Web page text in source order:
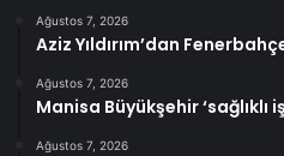
Ağustos 7, 2026
Aziz Yıldırım’dan
Ağustos 7, 2026
Manisa Büyükşehir
Ağustos 7, 2026